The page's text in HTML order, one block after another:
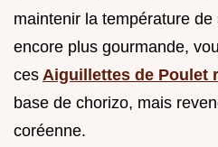
maintenir la température
encore plus gourmande,
ces Aiguillettes de Poulet
base de chorizo, mais
coréenne.